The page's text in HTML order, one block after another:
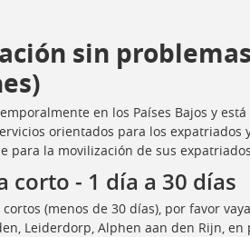
sin
en los Países Bajos y
orientados para los
para la movilización de sus
corto - 1 día a 30 días
(menos de 30 días), por favor
Leiderdorp, Alphen aan den Rijn,